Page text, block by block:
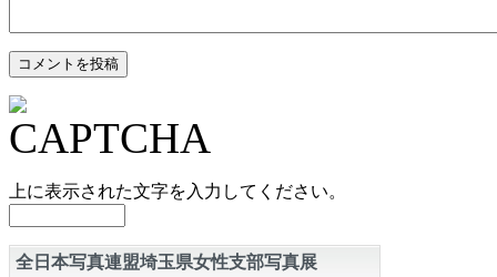
上に表示された文字を入力してください。
全日本写真連盟埼玉県女性支部写真展